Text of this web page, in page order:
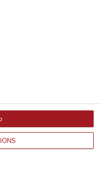
di News&Com S.r.l